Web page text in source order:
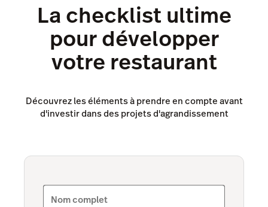
Inventaire
Tableside
Pulse app
Tasks
La checklist ultime
pour développer
votre restaurant
Découvrez les éléments à prendre en compte avant
d'investir dans des projets d'agrandissement
Nom complet